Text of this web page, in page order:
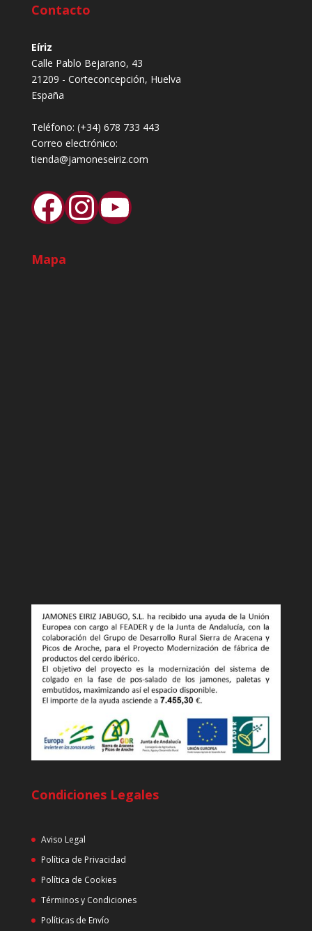
Contacto
Eíriz
Calle Pablo Bejarano, 43
21209 - Corteconcepción, Huelva
España
Teléfono: (+34) 678 733 443
Correo electrónico:
tienda@jamoneseiriz.com
Facebook
Instagram
YouTube
Mapa
Condiciones Legales
Aviso Legal
Política de Privacidad
Política de Cookies
Términos y Condiciones
Políticas de Envío